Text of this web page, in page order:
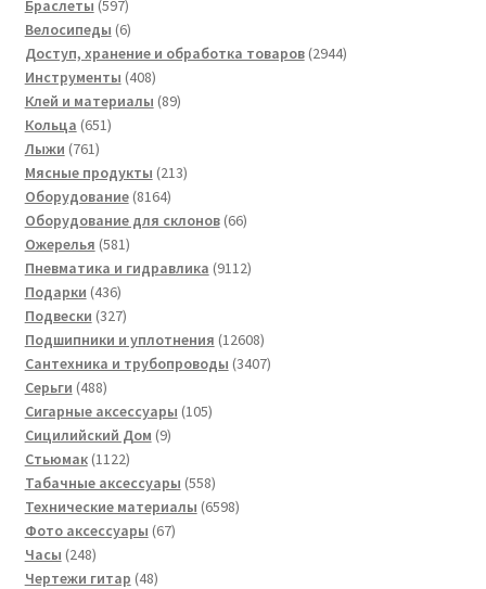
Браслеты 597597
товаров
Велосипеды 66
товаров
Доступ, хранение и обработка товаров 29442944
Инструменты 408408
товаров
Клей и материалы 8989
Кольца 651651
Лыжи 761761
товар
Мясные продукты 213213
Оборудование 81648164
товара
Оборудование для склонов 6666
Ожерелья 581581
товар
Пневматика и гидравлика 91129112
Подарки 436436
товаров
Подвески 327327
товаров
Подшипники и уплотнения 1260812608
товаров
Сантехника и трубопроводы 34073407
Серьги 488488
товаров
Сигарные аксессуары 105105
Сицилийский Дом 99
Стьюмак 11221122
товара
Табачные аксессуары 558558
товаров
Технические материалы 65986598
Фото аксессуары 6767
Часы 248248
товаров
Чертежи гитар 4848